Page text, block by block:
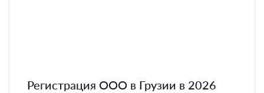
Регистрация ООО в Грузии в 2026